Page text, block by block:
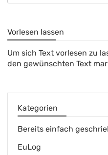
Vorlesen lassen
Um sich Text vorlesen zu
den gewünschten Text
Kategorien
Bereits einfach
EuLog